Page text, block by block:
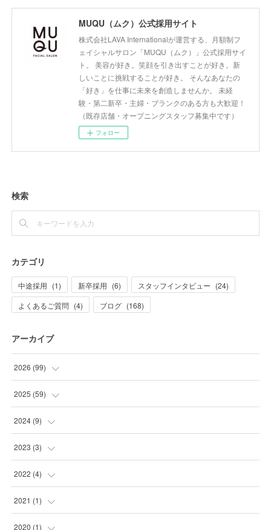
MUQU（ムク）公式採用サイト
株式会社LAVA Internationalが運営する、月額制フ
ェイシャルサロン「MUQU（ムク）」公式採用サイ
ト。 美容が好き。笑顔を引き出すことが好き。新
しいことに挑戦することが好き。 そんなあなたの
「好き」を仕事に未来を創造しませんか。 未経
験・第二新卒・主婦・ブランクのある方も大歓迎！
（既存店舗・オープニングスタッフ募集中です）
フォロー
検索
カテゴリ
中途採用 (1) 新卒採用 (6) スタッフインタビュー (24)
よくあるご質問 (4) ブログ (168)
アーカイブ
2026 (99)
(20 )
( 21
(
(
2025 (59)
( )
( )
(
(
2024(9)
( )
( )
2023 (3)
( )
( )
2022 (4)
( )
( )
2021 (1)
( )
2020 (1)